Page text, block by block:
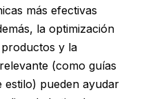
más efectivas
la optimización
y la
(como guías
estilo) pueden ayudar